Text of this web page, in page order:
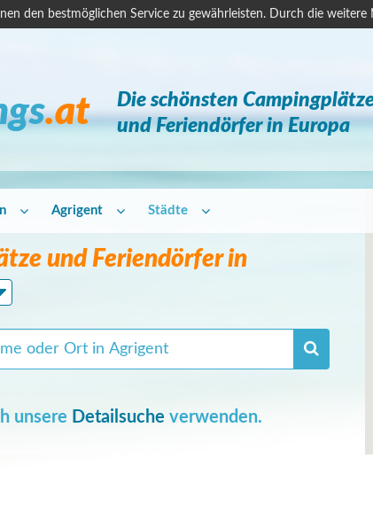
den bestmöglichen Service zu gewährleisten. Durch die
.at
Die schönsten
und Feriendörfer in Europa
und Feriendörfer in
unsere Detailsuche verwenden.
Agrigent Städte